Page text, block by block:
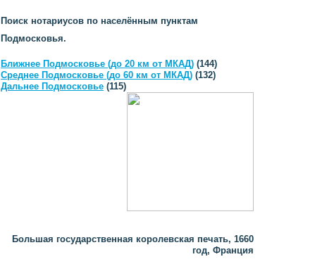
Поиск нотариусов по населённым пунктам
Подмосковья.
Ближнее Подмосковье (до 20 км от МКАД) (144)
Среднее Подмосковье (до 60 км от МКАД) (132)
Дальнее Подмосковье (115)
Большая государственная королевская печать, 1660
год, Франция